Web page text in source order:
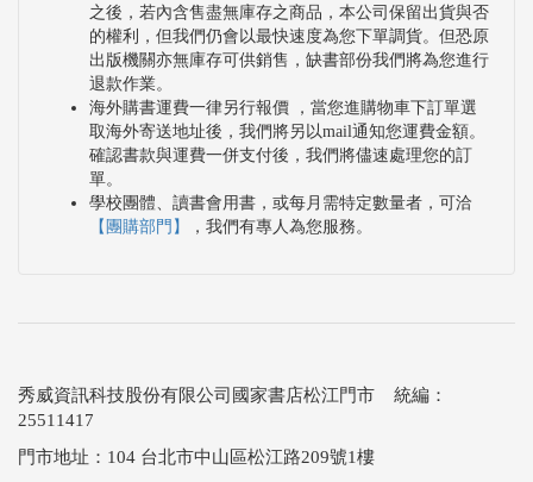
之後，若內含售盡無庫存之商品，本公司保留出貨與否
的權利，但我們仍會以最快速度為您下單調貨。但恐原
出版機關亦無庫存可供銷售，缺書部份我們將為您進行
退款作業。
海外購書運費一律另行報價 ，當您進購物車下訂單選
取海外寄送地址後，我們將另以mail通知您運費金額。
確認書款與運費一併支付後，我們將儘速處理您的訂
單。
學校團體、讀書會用書，或每月需特定數量者，可洽
【團購部門】
，我們有專人為您服務。
秀威資訊科技股份有限公司國家書店松江門市 統編：
25511417
門市地址：104 台北市中山區松江路209號1樓